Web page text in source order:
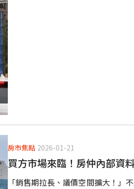
房市焦點 2026-01-21
買方市場來臨！房仲內部資
「銷售期拉長、議價空間擴大！」